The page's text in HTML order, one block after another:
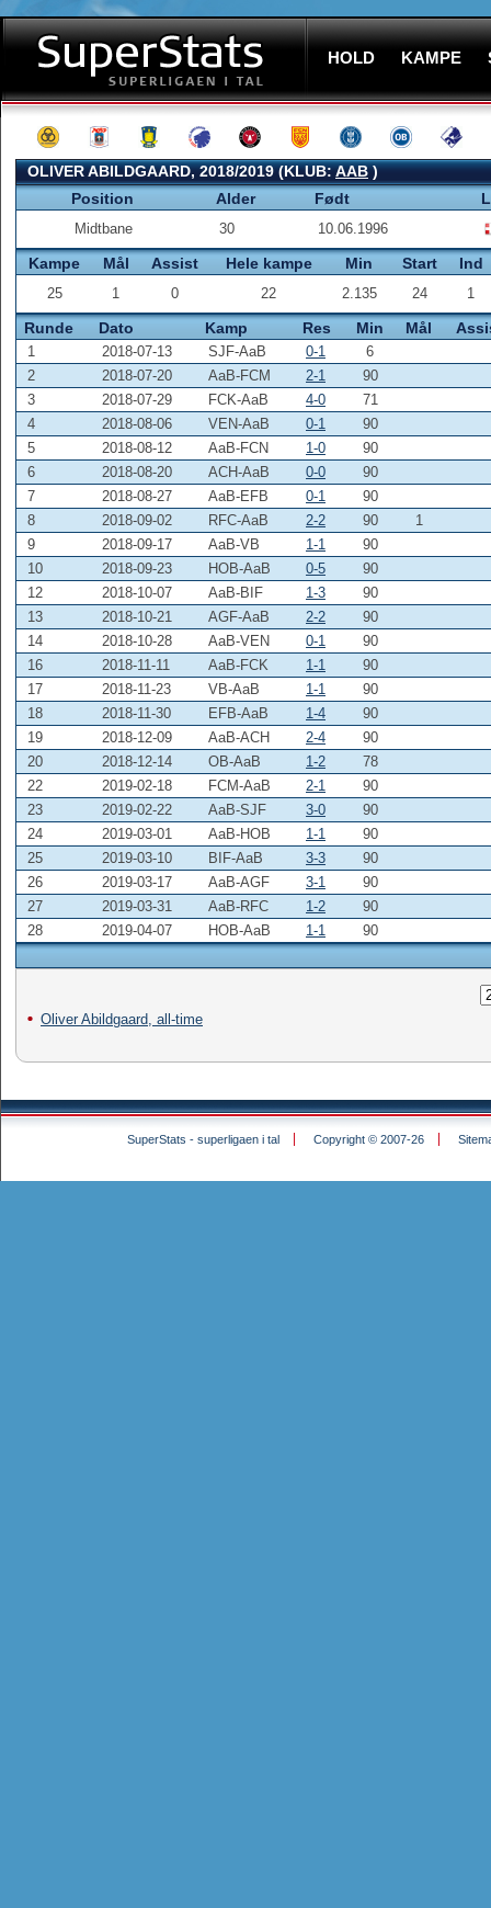
HOLD KAMPE
OLIVER ABILDGAARD, 2018/2019 (KLUB:AAB)
Position
Alder Født
Midtbane 30 10.06.1996
Kampe Mål Assist Hele kampe Min Start Ind
25 1 0 22 2.135 24 1
Runde Dato Kamp Res Min Mål
1 2018-07-13 SJF-AaB 0-1
6
2
2018-07-20 AaB-FCM 2-1
90
3
2018-07-29 FCK-AaB 4-0
71
4
2018-08-06 VEN-AaB 0-1
90
5
2018-08-12 AaB-FCN 1-0
90
6
2018-08-20 ACH-AaB 0-0
90
7
2018-08-27 AaB-EFB 0-1
90
8
2018-09-02 RFC-AaB 2-2 90
1
9
2018-09-17 AaB-VB 1-1
90
10
2018-09-23 HOB-AaB 0-5
90
12
2018-10-07 AaB-BIF 1-3
90
13
2018-10-21 AGF-AaB 2-2
90
14
2018-10-28 AaB-VEN 0-1
90
16
2018-11-11 AaB-FCK 1-1
90
17
2018-11-23 VB-AaB 1-1
90
18
2018-11-30 EFB-AaB 1-4
90
19
2018-12-09 AaB-ACH 2-4
90
20
2018-12-14 OB-AaB 1-2
78
22
2019-02-18 FCM-AaB 2-1
90
23
2019-02-22 AaB-SJF 3-0
90
24
2019-03-01 AaB-HOB 1-1
90
25
2019-03-10 BIF-AaB 3-3
90
26
2019-03-17 AaB-AGF 3-1
90
27
2019-03-31 AaB-RFC 1-2
90
28
2019-04-07 HOB-AaB 1-1 90
Oliver Abildgaard, all-time
SuperStats - superligaen i tal Copyright © 2007-26